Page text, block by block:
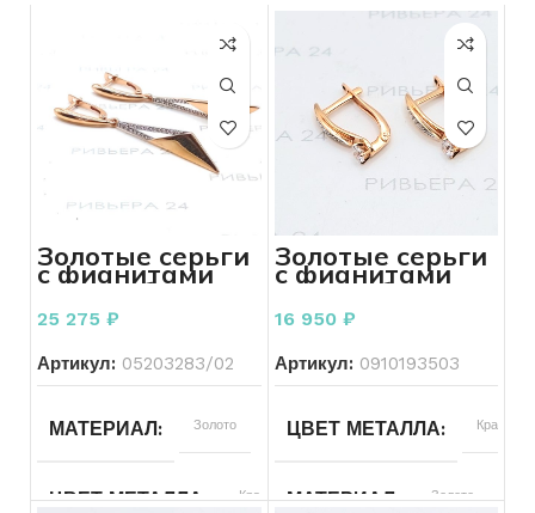
Золотые серьги
с фианитами
585 пробы 3.37
грамма
25 275 ₽
Артикул: 05203283/02
МАТЕРИАЛ Золото
ЦВЕТ МЕТАЛЛА Красный
Золотые серьги
с фианитами
585 пробы 2.26
грамм
16 950 ₽
Артикул: 0910193503
ЦВЕТ МЕТАЛЛА Красный
МАТЕРИАЛ Золото